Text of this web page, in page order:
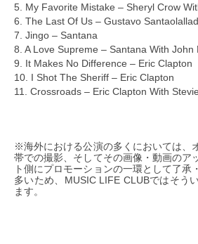
5. My Favorite Mistake – Sheryl Crow
6. The Last Of Us – Gustavo Santaolallad
7. Jingo – Santana
8. A Love Supreme – Santana With John
9. It Makes No Difference – Eric Clapton
10. I Shot The Sheriff – Eric Clapton
11. Crossroads – Eric Clapton With
※海外における公演の多くにおいては、
帯での撮影、そしてその画像・動画のア
ト側にプロモーションの一環として了承
多いため、MUSIC LIFE CLUBではそう
ます。